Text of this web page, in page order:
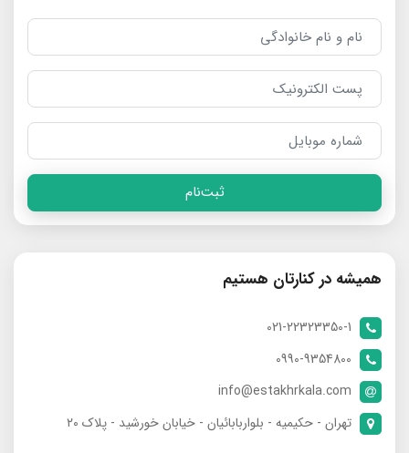
ثبت‌نام
همیشه در کنارتان هستیم
021-22323350-1
0990-9354800
info@estakhrkala.com
تهران - حکیمیه - بلواربابائیان - خیابان خورشید - پلاک ۲۰